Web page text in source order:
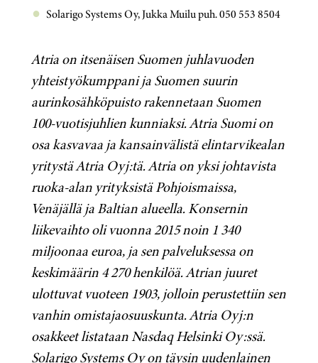
Solarigo Systems Oy, Jukka Muilu puh. 050 553 8504
Atria on itsenäisen Suomen juhlavuoden
yhteistyökumppani ja Suomen suurin
aurinkosähköpuisto rakennetaan Suomen
100-vuotisjuhlien kunniaksi. Atria Suomi on
osa kasvavaa ja kansainvälistä elintarvikealan
yritystä Atria Oyj:tä. Atria on yksi johtavista
ruoka-alan yrityksistä Pohjoismaissa,
Venäjällä ja Baltian alueella. Konsernin
liikevaihto oli vuonna 2015 noin 1 340
miljoonaa euroa, ja sen palveluksessa on
keskimäärin 4 270 henkilöä. Atrian juuret
ulottuvat vuoteen 1903, jolloin perustettiin sen
vanhin omistajaosuuskunta. Atria Oyj:n
osakkeet listataan Nasdaq Helsinki Oy:ssä.
Solarigo Systems Oy on täysin uudenlainen